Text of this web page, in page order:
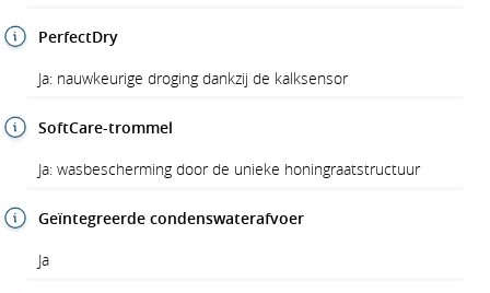
PerfectDry
Ja: nauwkeurige droging dankzij de kalksensor
SoftCare-trommel
Ja: wasbescherming door de unieke honingraatstructuur
Geïntegreerde condenswaterafvoer
Ja